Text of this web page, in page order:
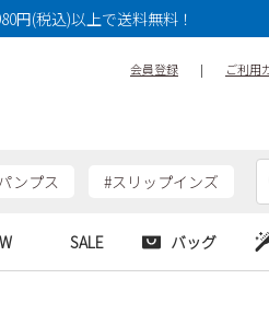
円(税込)以上で送料無料！
会員登録 | ご利用
ンプス #スリップインズ
SALE バッグ